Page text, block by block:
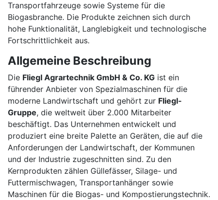
Transportfahrzeuge sowie Systeme für die
Biogasbranche. Die Produkte zeichnen sich durch
hohe Funktionalität, Langlebigkeit und technologische
Fortschrittlichkeit aus.
Allgemeine Beschreibung
Die Fliegl Agrartechnik GmbH & Co. KG ist ein
führender Anbieter von Spezialmaschinen für die
moderne Landwirtschaft und gehört zur Fliegl-
Gruppe, die weltweit über 2.000 Mitarbeiter
beschäftigt. Das Unternehmen entwickelt und
produziert eine breite Palette an Geräten, die auf die
Anforderungen der Landwirtschaft, der Kommunen
und der Industrie zugeschnitten sind. Zu den
Kernprodukten zählen Güllefässer, Silage- und
Futtermischwagen, Transportanhänger sowie
Maschinen für die Biogas- und Kompostierungstechnik.